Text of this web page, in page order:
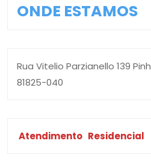
ONDE ESTAMOS
Rua Vitelio Parzianello 139
81825-040
Atendimento Residencial